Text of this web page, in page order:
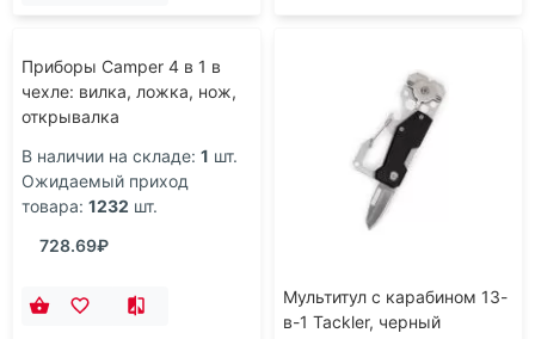
Приборы Camper 4 в 1 в
чехле: вилка, ложка, нож,
Мультитул с карабином 13-
в-1 Tackler, черный